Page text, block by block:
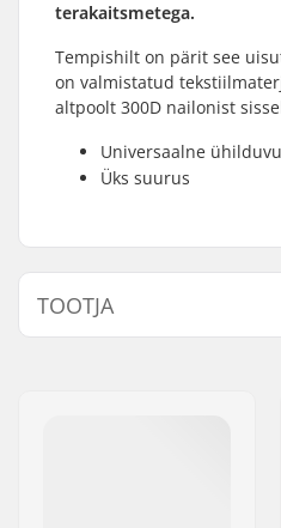
terakaitsmetega.
Tempishilt on pärit see
on valmistatud
altpoolt 300D nailonist
Universaalne
Üks suurus
TOOTJA